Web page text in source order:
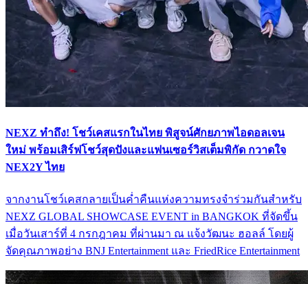
NEXZ ทำถึง! โชว์เคสแรกในไทย พิสูจน์ศักยภาพไอดอลเจน
ใหม่ พร้อมเสิร์ฟโชว์สุดปังและแฟนเซอร์วิสเต็มพิกัด กวาดใจ
NEX2Y ไทย
จากงานโชว์เคสกลายเป็นค่ำคืนแห่งความทรงจำร่วมกันสำหรับ
NEXZ GLOBAL SHOWCASE EVENT in BANGKOK ที่จัดขึ้น
เมื่อวันเสาร์ที่ 4 กรกฎาคม ที่ผ่านมา ณ แจ้งวัฒนะ ฮอลล์ โดยผู้
จัดคุณภาพอย่าง BNJ Entertainment และ FriedRice Entertainment